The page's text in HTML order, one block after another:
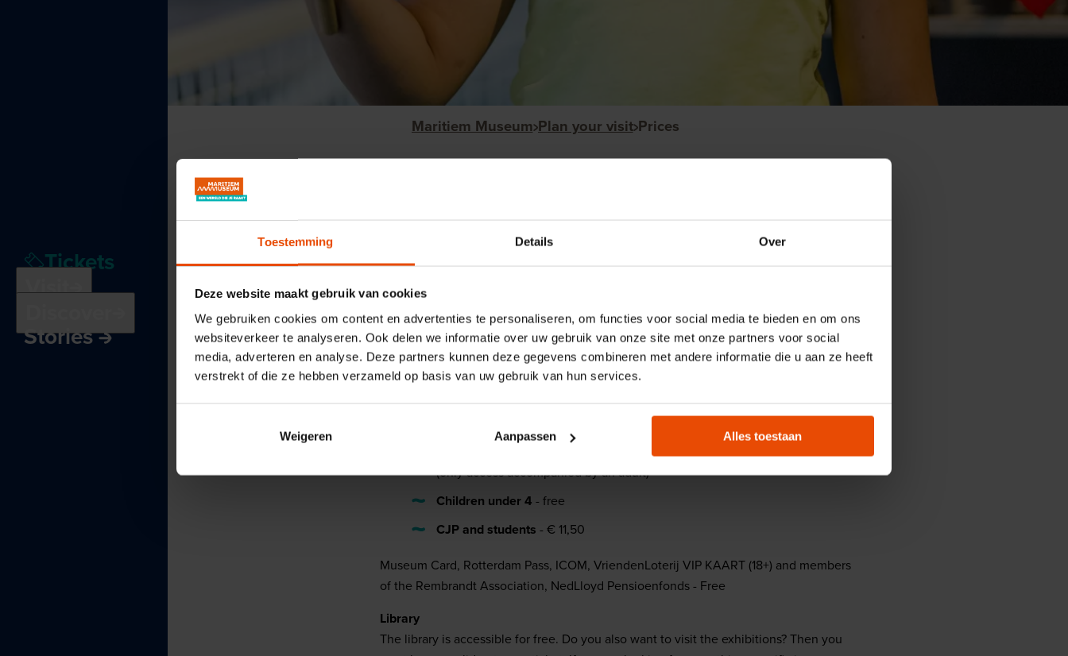
Toestemming Details Over
Deze website maakt gebruik van cookies
We gebruiken cookies om content en advertenties te personaliseren, om functies voor social media te bieden en om ons
websiteverkeer te analyseren. Ook delen we informatie over uw gebruik van onze site met onze partners voor social
media, adverteren en analyse. Deze partners kunnen deze gegevens combineren met andere informatie die u aan ze heeft
verstrekt of die ze hebben verzameld op basis van uw gebruik van hun services.
Weigeren Aanpassen Alles toestaan
Tickets
Visit
Stories
Maritiem Museum Plan your visit Prices
Book your ticket online, even if you have a discount card (this is
Book tickets
Our prices:
(only access accompanied by an adult)
Children under 4 - free
CJP and students - € 11,50
Museum Card, Rotterdam Pass, ICOM, VriendenLoterij VIP KAART (18+) and members
of the Rembrandt Association, NedLloyd Pensioenfonds - Free
Library
The library is accessible for free. Do you also want to visit the exhibitions? Then you